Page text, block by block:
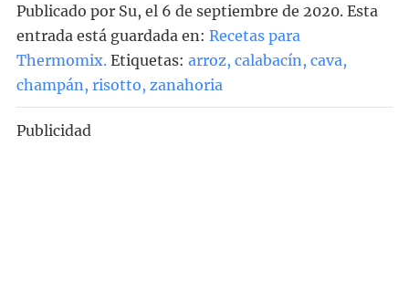
Publicado por Su, el 6 de septiembre de 2020. Esta
entrada está guardada en: Recetas para
Thermomix. Etiquetas: arroz, calabacín , cava,
champán , risotto, zanahoria
Publicidad